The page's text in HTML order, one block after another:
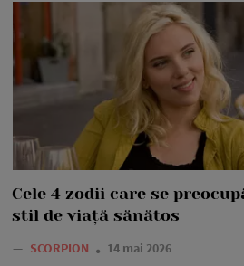
Cele 4 zodii care se
stil de viață sănătos
— SCORPION 14 mai 2026